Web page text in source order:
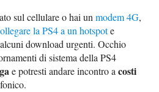
sul cellulare o hai unmodem 4G,
la PS4 a un hotspote
download urgenti. Occhio
di sistema della PS4
e potresti andare incontro acosti